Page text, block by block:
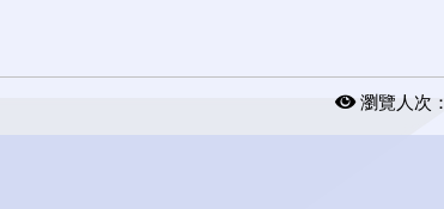
瀏覽人次：